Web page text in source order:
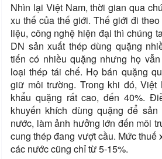
Nhìn lại Việt Nam, thời gian qua
xu thế của thế giới. Thế giới đi
liệu, công nghệ hiện đại thì chúng
DN sản xuất thép dùng quặng
tiến có nhiều quặng nhưng họ
loại thép tái chế. Họ bán quặng
giữ môi trường. Trong khi đó,
khẩu quặng rất cao, đến 40%.
khuyến khích dùng quặng để
nước, làm ảnh hưởng lớn đến môi
cung thép đang vượt cầu. Mức thuế
các nước cũng chỉ từ 5-15%.